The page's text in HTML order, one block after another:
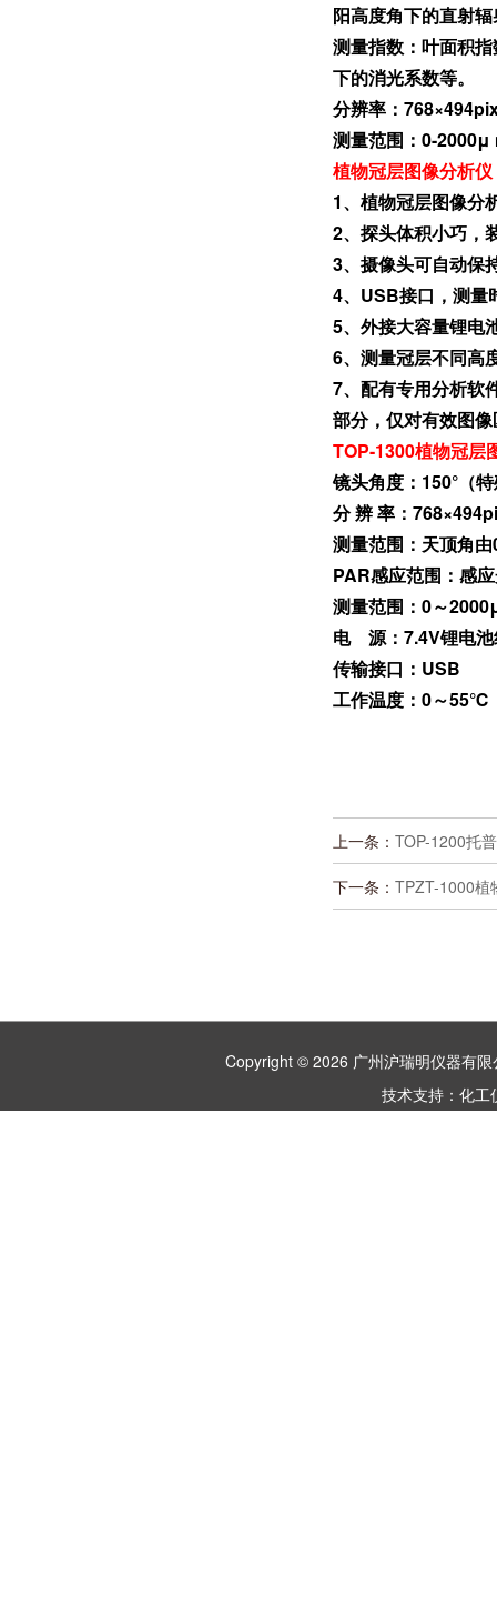
阳高度角下的直射
测量指数：叶面积
下的消光系数等。
分辨率：
测量范围：0-
植物冠层图像分析
1、植物冠层图像分
2、探头体积小巧，
3、摄像头可自动保
4、USB接口，测量
5、外接大容量锂电
6、测量冠层不同高
7、配有专用分析软
部分，仅对有效图
TOP-1300植物冠层
镜头角度：150°（
分 辨 率：
测量范围：天顶角
PAR感应范围：感
测量范围：0～
电 源：7.4V锂电池
传输接口：USB
工作温度：0～55℃
上一条： TOP-1200托
下一条： TPZT-1000植
Copyright © 2026 广州沪瑞明仪器有
技术支持： 化工